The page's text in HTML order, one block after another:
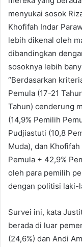
menyukai sosok
Khofifah Indar
lebih dikenal oleh
dibandingkan
sosoknya lebih
“Berdasarkan
Pemula (17-21
Tahun) cenderung
(14,9% Pemilih
Pudjiastuti (10,8
Muda), dan
Pemula + 42,9%
oleh para pemilih
dengan politisi laki-
Survei ini, kata
berada di luar
(24,6%) dan Andi